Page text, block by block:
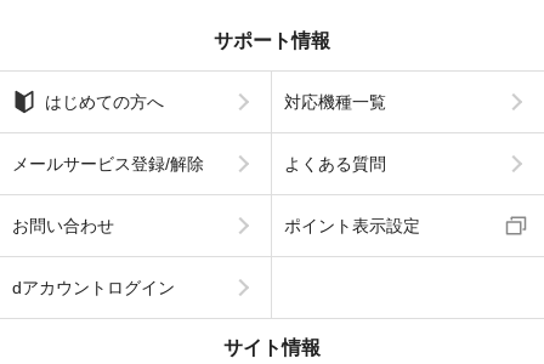
サポート情報
はじめての方へ 対応機種一覧
メールサービス登録/解除 よくある質問
お問い合わせ ポイント表示設定
dアカウントログイン
サイト情報